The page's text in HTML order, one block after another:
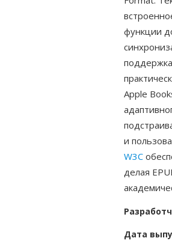
функции
Apple
и
W3C
делая
Дата